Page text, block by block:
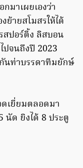
มาเผยเองว่า
ายสโมสรให้ได้
ปอร์ติ้ง ลิสบอน
ปจนถึงปี 2023
นท่าบรรดาทีมยักษ์
ดเยี่ยมตลอดมา
นัด ยิงได้ 8 ประตู